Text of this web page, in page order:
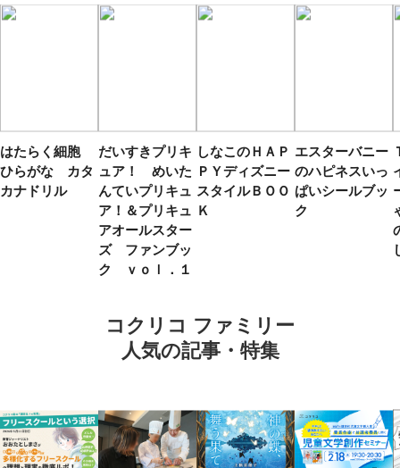
はたらく細胞
ひらがな カタ
カナドリル
だいすきプリキ
ュア！ めいた
んていプリキュ
ア！＆プリキュ
アオールスター
ズ ファンブッ
ク ｖｏｌ．１
しなこのＨＡＰ
ＰＹディズニー
スタイルＢＯＯ
Ｋ
エスターバニー
のハピネスいっ
ぱいシールブッ
ク
コクリコ ファミリー
人気の記事・特集